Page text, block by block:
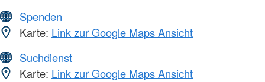
Spenden
Karte: Link zur Google Maps Ansicht
Suchdienst
Karte: Link zur Google Maps Ansicht